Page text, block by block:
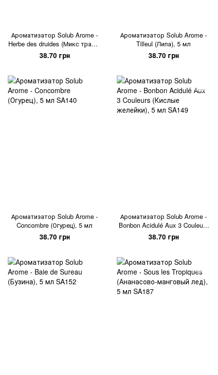
Ароматизатор Solub Arome -
Herbe des druides (Микс трав с
мягким лимонным вкусом с
примесью меда), 5 мл
38.70 грн
Ароматизатор Solub Arome -
Tilleul (Липа), 5 мл
38.70 грн
Ароматизатор Solub Arome -
Concombre (Огурец), 5 мл
38.70 грн
Ароматизатор Solub Arome -
Bonbon Acidulé Aux 3 Couleurs
(Кислые желейки), 5 мл
38.70 грн